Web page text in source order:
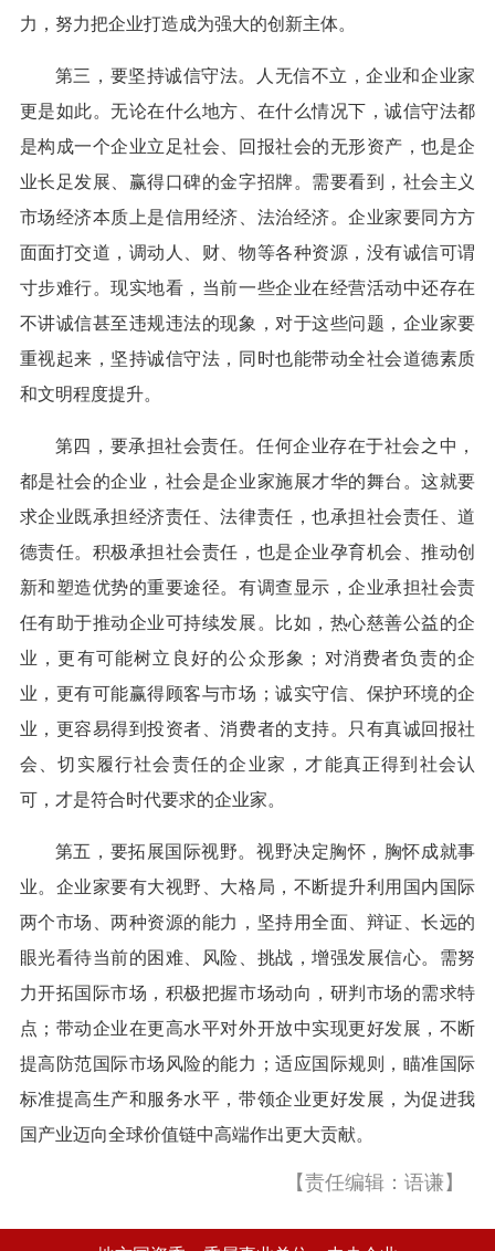
力，努力把企业打造成为强大的创新主体。
第三，要坚持诚信守法。人无信不立，企业和企业家
更是如此。无论在什么地方、在什么情况下，诚信守法都
是构成一个企业立足社会、回报社会的无形资产，也是企
业长足发展、赢得口碑的金字招牌。需要看到，社会主义
市场经济本质上是信用经济、法治经济。企业家要同方方
面面打交道，调动人、财、物等各种资源，没有诚信可谓
寸步难行。现实地看，当前一些企业在经营活动中还存在
不讲诚信甚至违规违法的现象，对于这些问题，企业家要
重视起来，坚持诚信守法，同时也能带动全社会道德素质
和文明程度提升。
第四，要承担社会责任。任何企业存在于社会之中，
都是社会的企业，社会是企业家施展才华的舞台。这就要
求企业既承担经济责任、法律责任，也承担社会责任、道
德责任。积极承担社会责任，也是企业孕育机会、推动创
新和塑造优势的重要途径。有调查显示，企业承担社会责
任有助于推动企业可持续发展。比如，热心慈善公益的企
业，更有可能树立良好的公众形象；对消费者负责的企
业，更有可能赢得顾客与市场；诚实守信、保护环境的企
业，更容易得到投资者、消费者的支持。只有真诚回报社
会、切实履行社会责任的企业家，才能真正得到社会认
可，才是符合时代要求的企业家。
第五，要拓展国际视野。视野决定胸怀，胸怀成就事
业。企业家要有大视野、大格局，不断提升利用国内国际
两个市场、两种资源的能力，坚持用全面、辩证、长远的
眼光看待当前的困难、风险、挑战，增强发展信心。需努
力开拓国际市场，积极把握市场动向，研判市场的需求特
点；带动企业在更高水平对外开放中实现更好发展，不断
提高防范国际市场风险的能力；适应国际规则，瞄准国际
标准提高生产和服务水平，带领企业更好发展，为促进我
国产业迈向全球价值链中高端作出更大贡献。
【责任编辑：语谦】